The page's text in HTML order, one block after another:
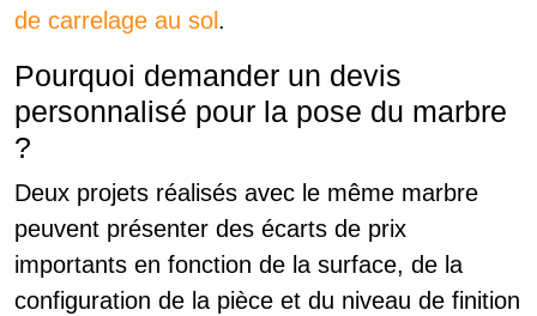
de carrelage au sol .
Pourquoi demander un devis
personnalisé pour la pose du marbre
?
Deux projets réalisés avec le même marbre
peuvent présenter des écarts de prix
importants en fonction de la surface, de la
configuration de la pièce et du niveau de finition